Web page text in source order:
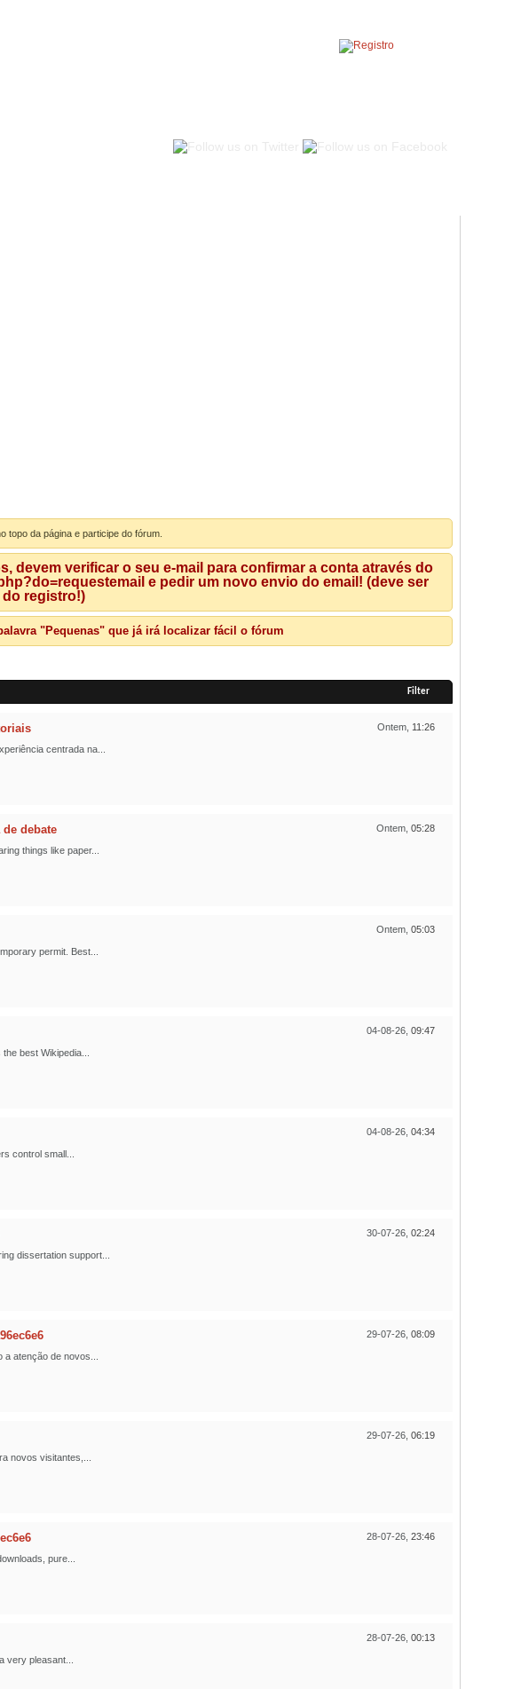
topo da página e participe do fórum.
verificar o seu e-mail para confirmar a conta através do
e pedir um novo envio do email! (deve ser
do registro!)
"Pequenas" que já irá localizar fácil o fórum
Filter
Ontem, 11:26
centrada na...
Ontem, 05:28
de debate
things like paper...
Ontem, 05:03
permit. Best...
04-08-26, 09:47
best Wikipedia...
04-08-26, 04:34
control small...
30-07-26, 02:24
dissertation support...
29-07-26, 08:09
atenção de novos...
29-07-26, 06:19
novos visitantes,...
28-07-26, 23:46
pure...
28-07-26, 00:13
very pleasant...